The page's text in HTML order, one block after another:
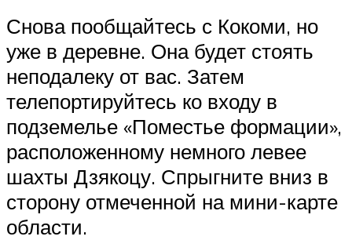
Снова пообщайтесь с Кокоми, но
уже в деревне. Она будет стоять
неподалеку от вас. Затем
телепортируйтесь ко входу в
подземелье «Поместье формации»,
расположенному немного левее
шахты Дзякоцу. Спрыгните вниз в
сторону отмеченной на мини-карте
области.